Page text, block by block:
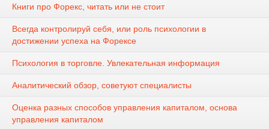
Книги про Форекс, читать или не стоит
Всегда контролируй себя, или роль психологии в
достижении успеха на Форексе
Психология в торговле. Увлекательная информация
Аналитический обзор, советуют специалисты
Оценка разных способов управления капиталом, основа
управления капиталом